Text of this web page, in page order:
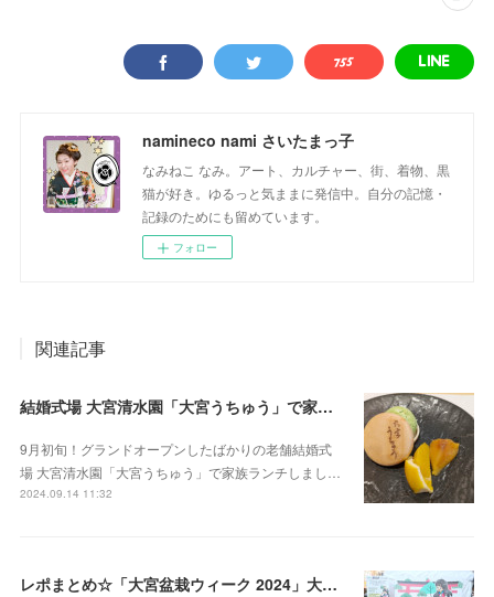
namineco nami さいたまっ子
なみねこ なみ。アート、カルチャー、街、着物、黒
猫が好き。ゆるっと気ままに発信中。自分の記憶・
記録のためにも留めています。
フォロー
関連記事
結婚式場 大宮清水園「大宮うちゅう」で家族ランチ☆武蔵一宮氷川神社へ参拝
9月初旬！グランドオープンしたばかりの老舗結婚式
場 大宮清水園「大宮うちゅう」で家族ランチしまし…
2024.09.14 11:32
レポまとめ☆「大宮盆栽ウィーク 2024」大盆栽まつり、おおみや盆栽まつりにいってきた